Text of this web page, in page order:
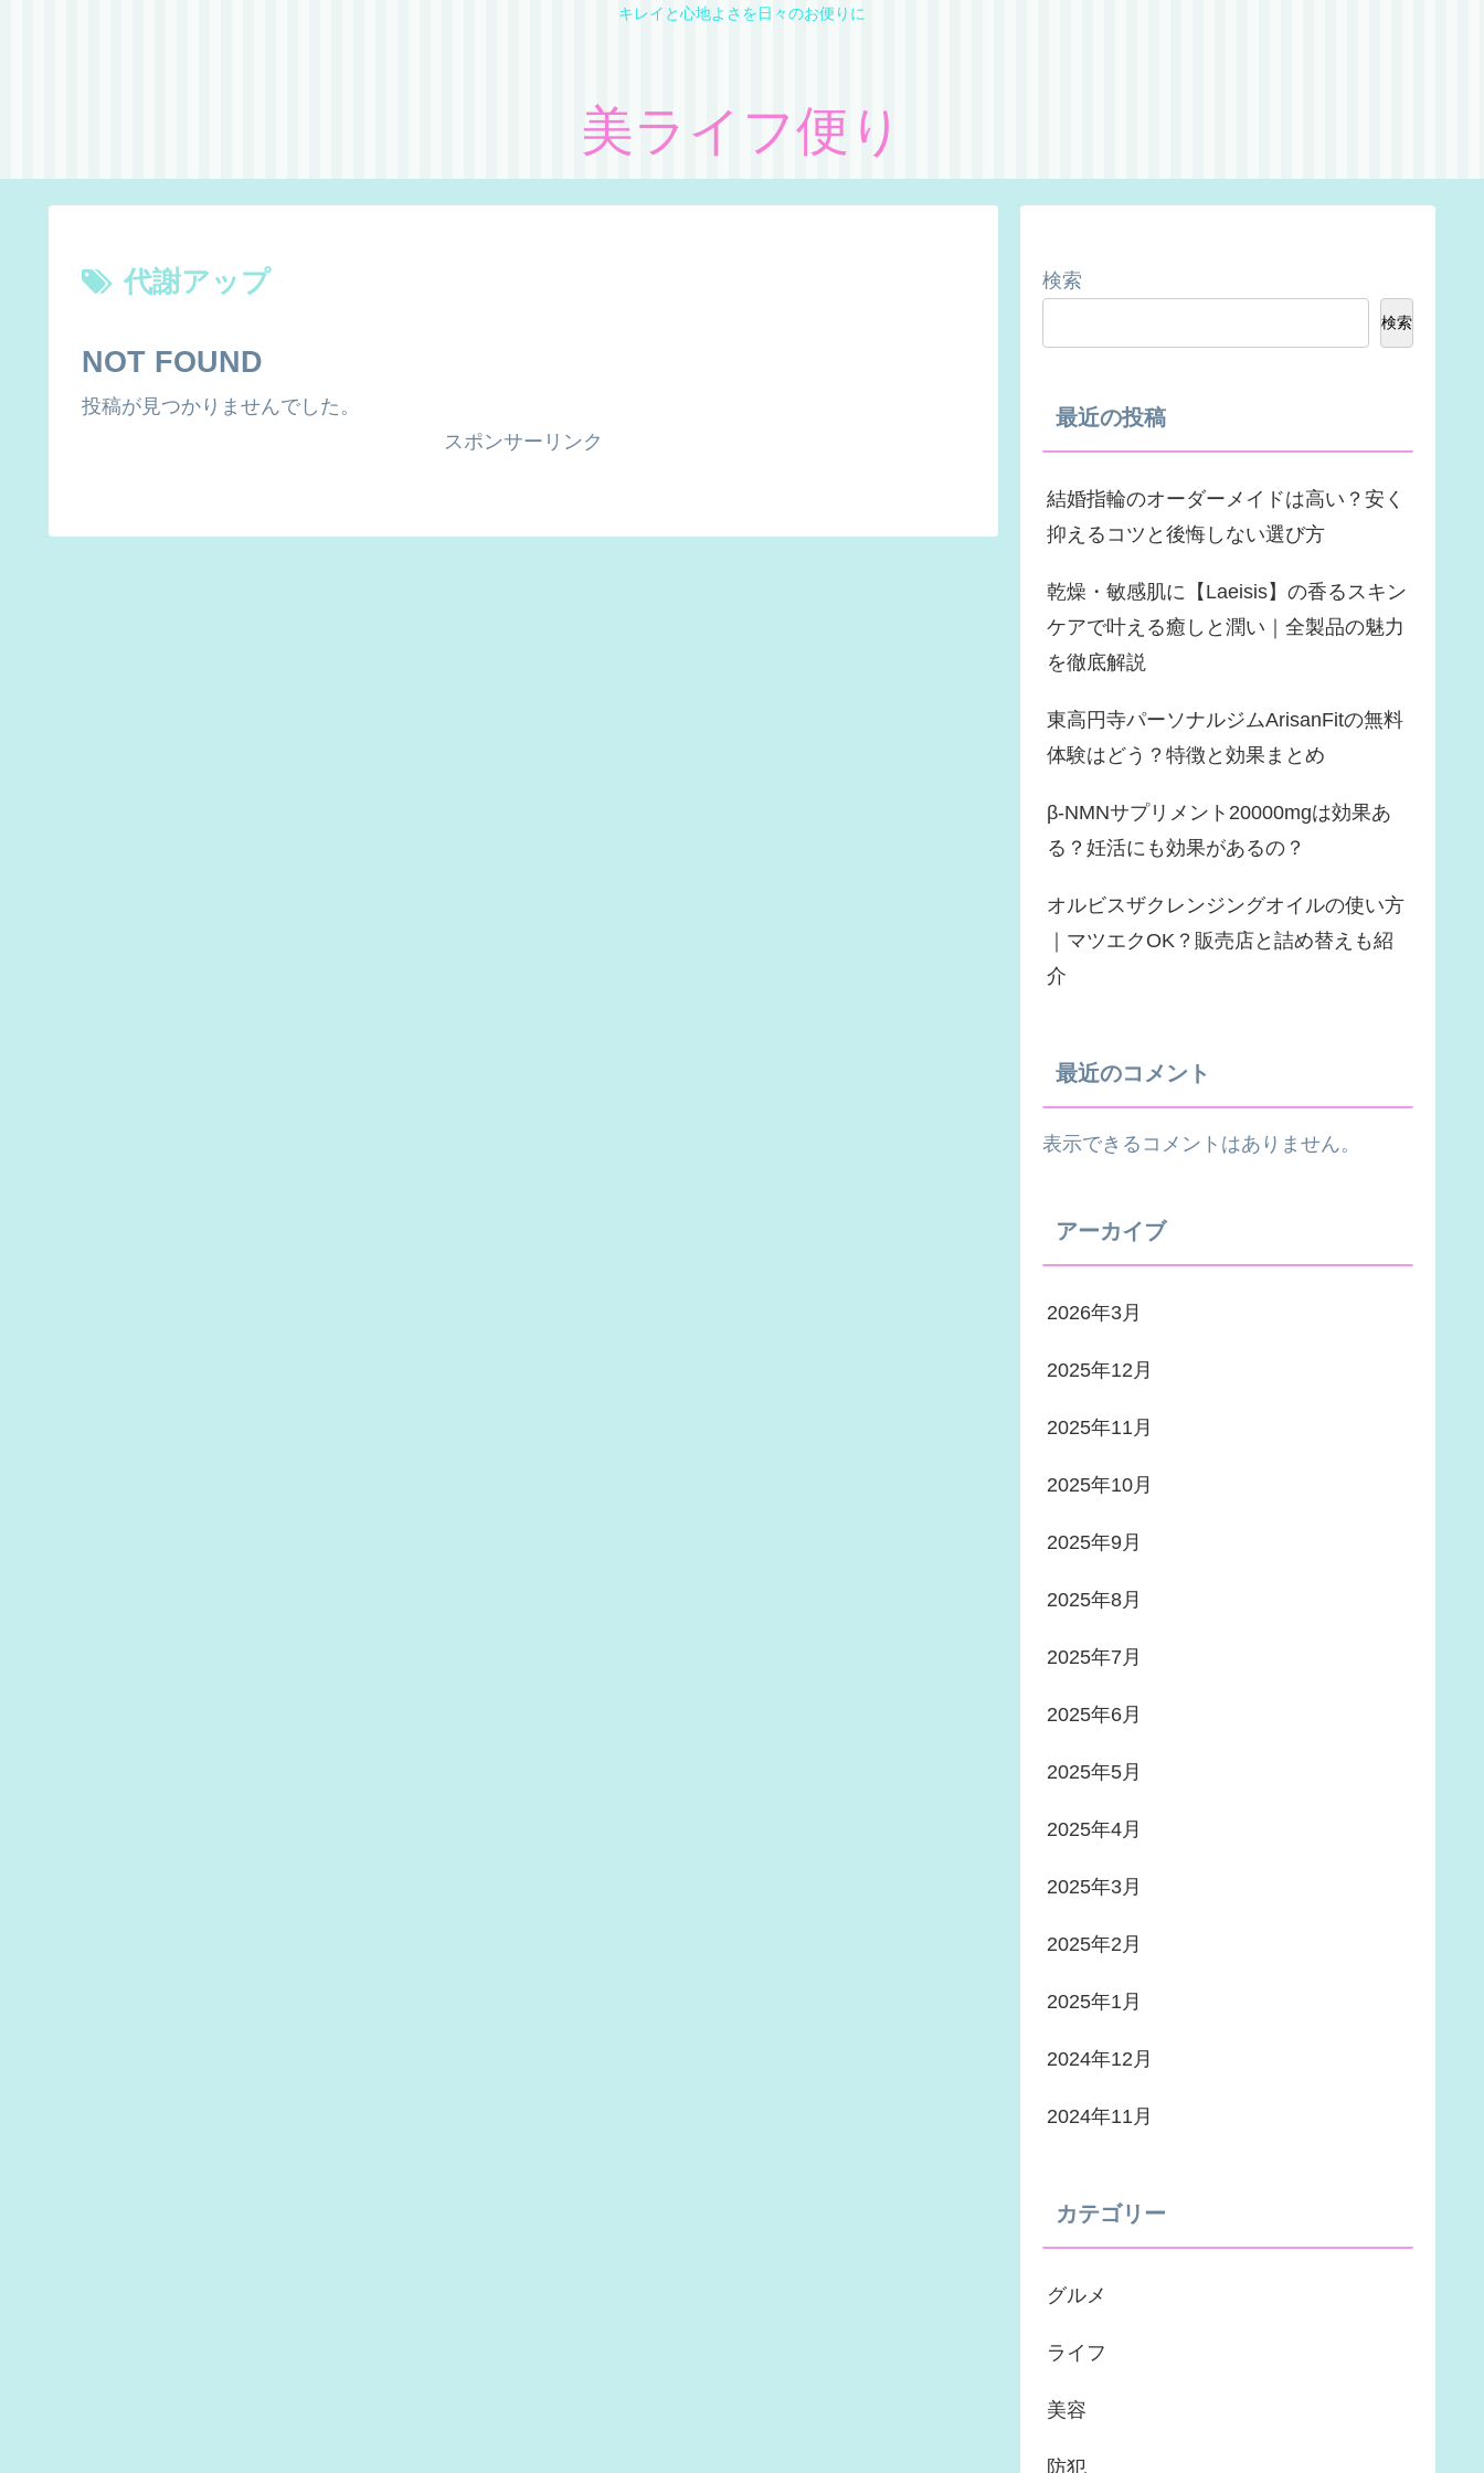
キレイと心地よさを日々のお便りに
美ライフ便り
代謝アップ
NOT FOUND
投稿が見つかりませんでした。
スポンサーリンク
検索
検索
最近の投稿
結婚指輪のオーダーメイドは高い？安く
抑えるコツと後悔しない選び方
乾燥・敏感肌に【Laeisis】の香るスキン
ケアで叶える癒しと潤い｜全製品の魅力
を徹底解説
東高円寺パーソナルジムArisanFitの無料
体験はどう？特徴と効果まとめ
β-NMNサプリメント20000mgは効果あ
る？妊活にも効果があるの？
オルビスザクレンジングオイルの使い方
｜マツエクOK？販売店と詰め替えも紹
介
最近のコメント
表示できるコメントはありません。
アーカイブ
2026年3月
2025年12月
2025年11月
2025年10月
2025年9月
2025年8月
2025年7月
2025年6月
2025年5月
2025年4月
2025年3月
2025年2月
2025年1月
2024年12月
2024年11月
カテゴリー
グルメ
ライフ
美容
防犯